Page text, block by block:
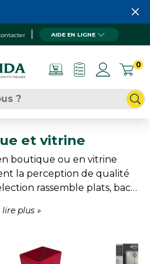
AIDE EN LIGNE
0
et vitrine
boutique ou en vitrine
la perception de qualité
rassemble plats, bacs,
tout en facilitant
des rendus variés adaptés
charcuteries, traiteurs